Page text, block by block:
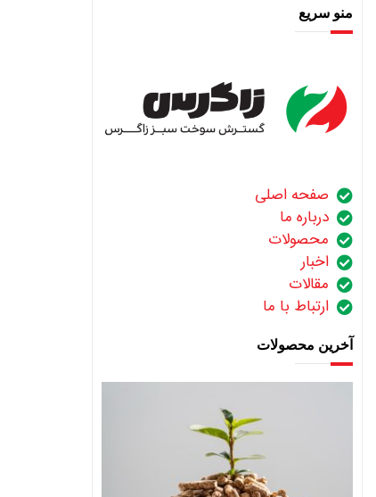
منو سریع
صفحه اصلی
درباره ما
محصولات
اخبار
مقالات
ارتباط با ما
آخرین محصولات